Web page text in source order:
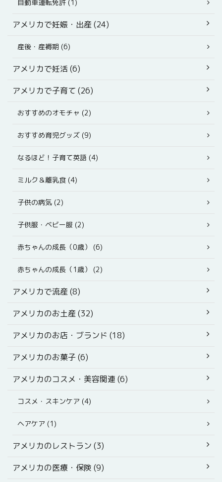
アメリカで妊娠・出産 (24)
産後・産褥期 (6)
アメリカで妊活 (6)
アメリカで子育て (26)
おすすめのオモチャ (2)
おすすめ育児グッズ (9)
なるほど！子育て英語 (4)
ミルク＆離乳食 (4)
子供の病気 (2)
子供服・ベビー服 (2)
赤ちゃんの成長（0歳） (6)
赤ちゃんの成長（1歳） (2)
アメリカで流産 (8)
アメリカのお土産 (32)
アメリカのお店・ブランド (18)
アメリカのお菓子 (6)
アメリカのコスメ・美容関連 (6)
コスメ・スキンケア (4)
ヘアケア (1)
アメリカのレストラン (3)
アメリカの医療・保険 (9)